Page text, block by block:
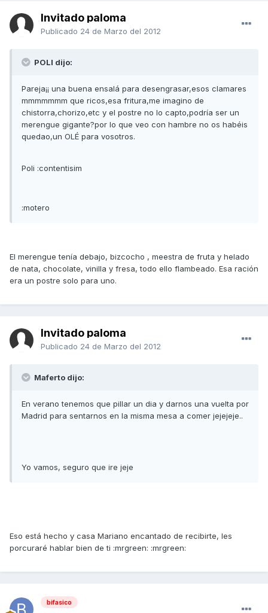
Invitado paloma
Publicado 24 de Marzo del 2012
POLI dijo:
Pareja¡¡ una buena ensalá para desengrasar,esos clamares
mmmmmmm que ricos,esa fritura,me imagino de
chistorra,chorizo,etc y el postre no lo capto,podría ser un
merengue gigante?por lo que veo con hambre no os habéis
quedao,un OLÉ para vosotros.
Poli :contentisim
:motero
El merengue tenía debajo, bizcocho , meestra de fruta y helado
de nata, chocolate, vinilla y fresa, todo ello flambeado. Esa ración
era un postre solo para uno.
Invitado paloma
Publicado 24 de Marzo del 2012
Maferto dijo:
En verano tenemos que pillar un dia y darnos una vuelta por
Madrid para sentarnos en la misma mesa a comer jejejeje..
Yo vamos, seguro que ire jeje
Eso está hecho y casa Mariano encantado de recibirte, les
porcuraré hablar bien de ti :mrgreen: :mrgreen:
bifasico